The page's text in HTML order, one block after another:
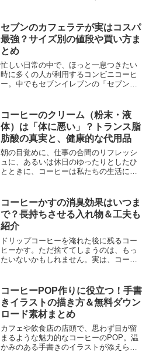
は味噌やヨーグルトと同じ「発酵」とい
うプロセスと深い関わりを持...
セブンのカフェラテが実はコスパ
最強？サイズ別の値段や買い方ま
とめ
忙しい日常の中で、ほっと一息つきたい
時に多くの人が利用するコンビニコーヒ
ー。中でもセブンイレブンの「セブンカ
なミルクと香り高いコーヒーが楽しめる
カフェラテは、定番のメニ...
コーヒーのクリーム（粉末・液
体）は「体に悪い」？トランス脂
肪酸の真実と、健康的な代用品
朝の目覚めに、仕事の合間のリフレッシ
ュに、あるいは休日のゆったりとしたひ
とときに、コーヒーは私たちの生活に欠
に広がる白のマーブル模様や、口に含ん
だ瞬間に広がるまろやかな...
コーヒーかすの消臭効果はいつま
で？長持ちさせる入れ物＆工夫も
紹介
ドリップコーヒーを淹れた後に残るコー
ヒーかす。ただ捨ててしまうのは、もっ
たいないかもしれません。実は、コーヒ
可能性を秘めています。しかし、その効
果がいつまで続くのか、ど...
コーヒーPOP作りに役立つ！手書
きイラストの描き方＆無料ダウン
ロード素材まとめ
カフェや飲食店の店頭で、思わず目が留
まるような魅力的なコーヒーのPOP。温
かみのある手書きのイラストが添えられ